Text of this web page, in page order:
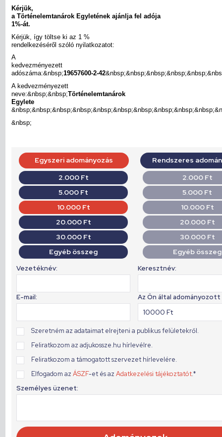
Kérjük,
a Történelemtanárok Egyletének ajánlja fel adója
1%-át.
Kérjük, így töltse ki az 1 %
rendelkezéséről szóló nyilatkozatot:
A
kedvezményezett
adószáma:&nbsp;19657600-2-42
A kedvezményezett
neve:&nbsp;&nbsp;Történelemtanárok
Egylete
&nbsp;